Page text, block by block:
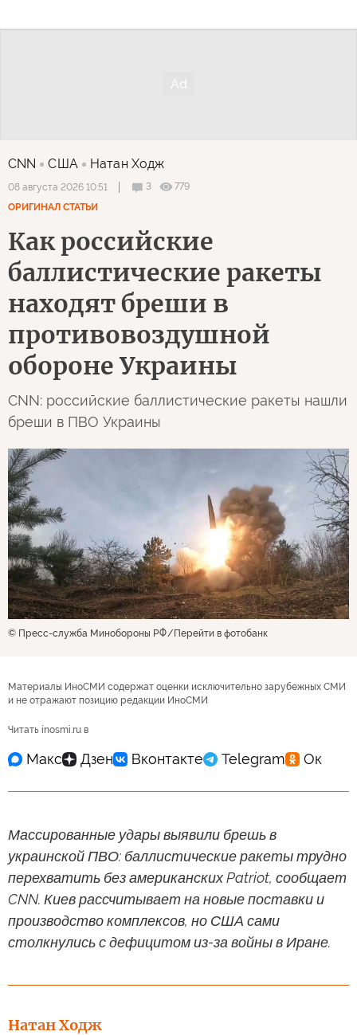
CNN США Натан Ходж
08 августа 2026 10:51 3
779
ОРИГИНАЛ СТАТЬИ
Как российские
баллистические ракеты
находят бреши в
противовоздушной
обороне Украины
CNN: российские баллистические ракеты нашли
бреши в ПВО Украины
© Пресс-служба Минобороны РФ Перейти в фотобанк
Материалы ИноСМИ содержат оценки исключительно зарубежных СМИ
и не отражают позицию редакции ИноСМИ
Читать inosmi.ru в
Массированные удары выявили брешь в
украинской ПВО: баллистические ракеты трудно
перехватить без американских Patriot, сообщает
CNN. Киев рассчитывает на новые поставки и
производство комплексов, но США сами
столкнулись с дефицитом из-за войны в Иране.
Натан Ходж